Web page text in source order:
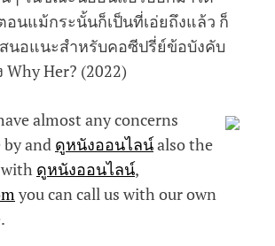
อนแม้กระนั้นก็เป็นที่เอ่ยถึงแล้ว ก็
สนอแนะสำหรับคอซีปรี่ย์ข้อบังคับ
Why Her? (2022)
almost any concerns
and ดูหนังออนไลน์also the
ดูหนังออนไลน์,
you can call us with our own